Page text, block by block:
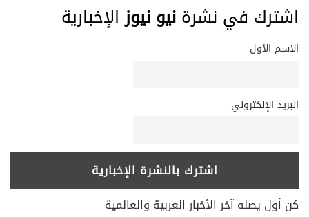
اشترك في نشرةنيو نيوزالإخبارية
الاسم الأول
البريد الإلكتروني
كن أول يصله آخر الأخبار العربية والعالمية